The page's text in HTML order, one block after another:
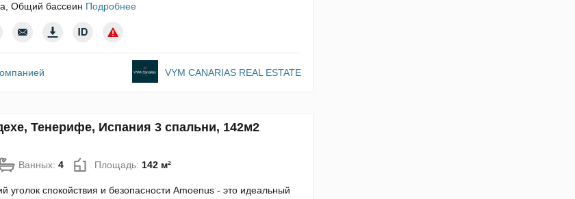
Общий бассеин Подробнее
VYM CANARIAS REAL ESTATE
Тенерифе, Испания 3 спальни, 142м2
Ванных: 4 Площадь: 142 м²
уголок спокойствия и безопасности Amoenus - это идеальный